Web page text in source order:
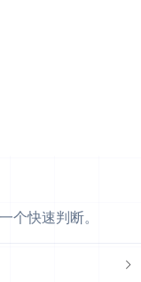
个快速判断。